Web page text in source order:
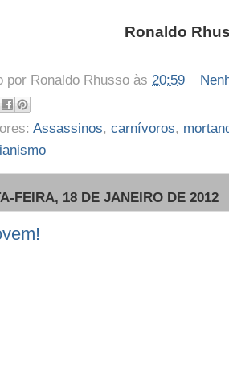
Ronaldo
por Ronaldo Rhusso às 20:59
Assassinos, carnívoros,
FEIRA, 18 DE JANEIRO DE 2012